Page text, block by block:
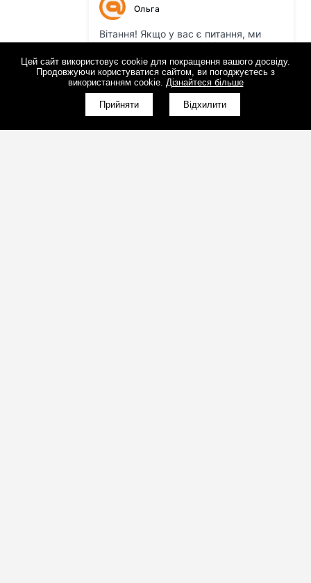
Цей сайт використовує cookie для покращення вашого досвіду.
Продовжуючи користуватися сайтом, ви погоджуєтесь з
використанням cookie. Дізнайтеся більше
Прийняти Відхилити